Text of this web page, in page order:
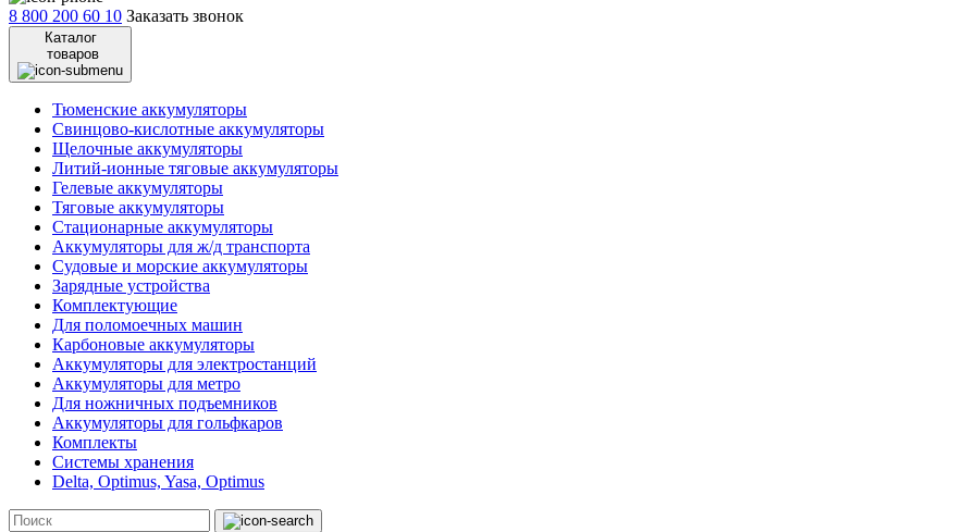
8 800 200 60 10 Заказать звонок
Каталог
товаров
Тюменские аккумуляторы
Свинцово-кислотные аккумуляторы
Щелочные аккумуляторы
Литий-ионные тяговые аккумуляторы
Гелевые аккумуляторы
Тяговые аккумуляторы
Стационарные аккумуляторы
Аккумуляторы для ж/д транспорта
Судовые и морские аккумуляторы
Зарядные устройства
Комплектующие
Для поломоечных машин
Карбоновые аккумуляторы
Аккумуляторы для электростанций
Аккумуляторы для метро
Для ножничных подъемников
Аккумуляторы для гольфкаров
Комплекты
Системы хранения
Delta, Optimus, Yasa, Optimus